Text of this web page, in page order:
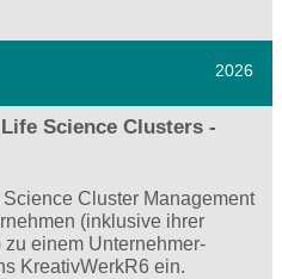
2026
Science Clusters -
Cluster Management
(inklusive ihrer
einem Unternehmer-
KreativWerkR6 ein.